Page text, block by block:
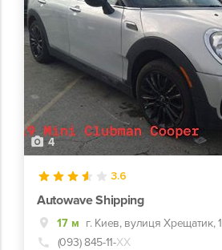
4
3.6
Autowave Shipping
17 м г. Киев, вулиця Хрещатик, 1
(093) 845-11-ХХ